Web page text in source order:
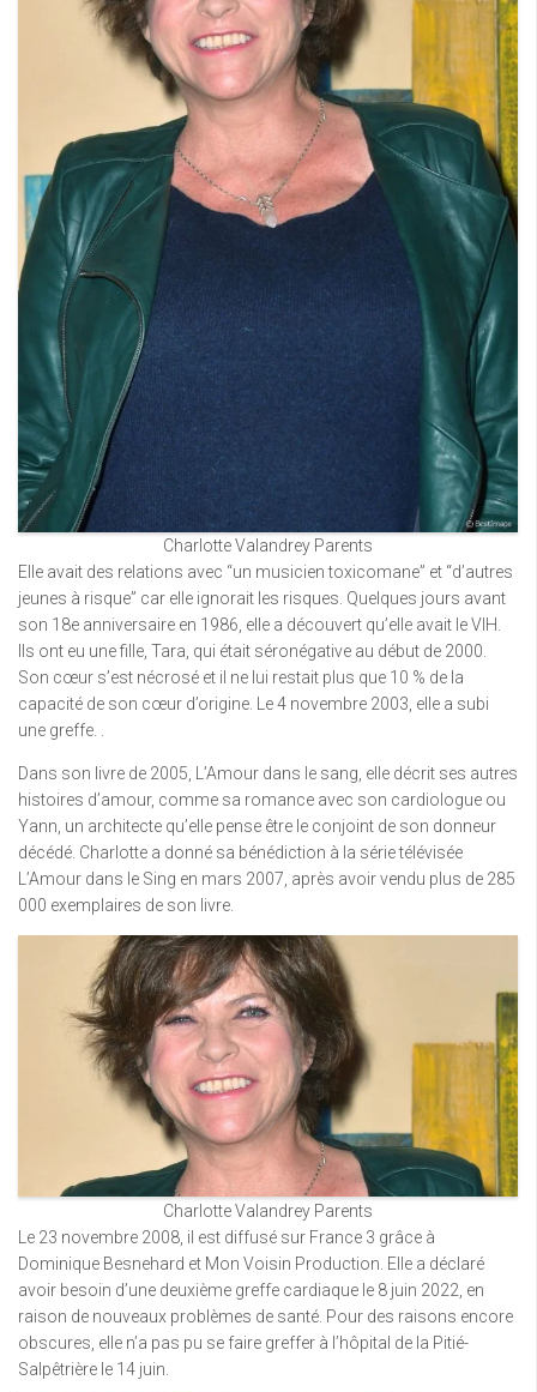
Charlotte Valandrey Parents
Elle avait des relations avec “un musicien toxicomane” et “d’autres
jeunes à risque” car elle ignorait les risques. Quelques jours avant
son 18e anniversaire en 1986, elle a découvert qu’elle avait le VIH.
Ils ont eu une fille, Tara, qui était séronégative au début de 2000.
Son cœur s’est nécrosé et il ne lui restait plus que 10 % de la
capacité de son cœur d’origine. Le 4 novembre 2003, elle a subi
une greffe. .
Dans son livre de 2005, L’Amour dans le sang, elle décrit ses autres
histoires d’amour, comme sa romance avec son cardiologue ou
Yann, un architecte qu’elle pense être le conjoint de son donneur
décédé. Charlotte a donné sa bénédiction à la série télévisée
L’Amour dans le Sing en mars 2007, après avoir vendu plus de 285
000 exemplaires de son livre.
Charlotte Valandrey Parents
Le 23 novembre 2008, il est diffusé sur France 3 grâce à
Dominique Besnehard et Mon Voisin Production. Elle a déclaré
avoir besoin d’une deuxième greffe cardiaque le 8 juin 2022, en
raison de nouveaux problèmes de santé. Pour des raisons encore
obscures, elle n’a pas pu se faire greffer à l’hôpital de la Pitié-
Salpêtrière le 14 juin.